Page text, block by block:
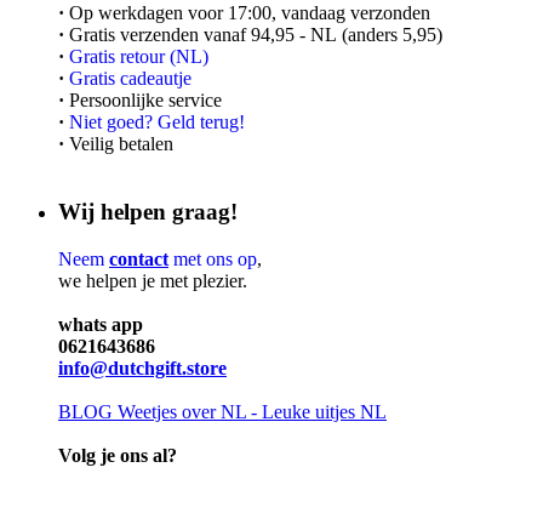
· Op werkdagen voor 17:00, vandaag verzonden
· Gratis verzenden vanaf 94,95 - NL (anders 5,95)
· Gratis retour (NL)
· Gratis cadeautje
· Persoonlijke service
· Niet goed? Geld terug!
· Veilig betalen
Wij helpen graag!
Neem contact met ons op,
we helpen je met plezier.
whats app
0621643686
info@dutchgift.store
BLOG Weetjes over NL - Leuke uitjes NL
Volg je ons al?